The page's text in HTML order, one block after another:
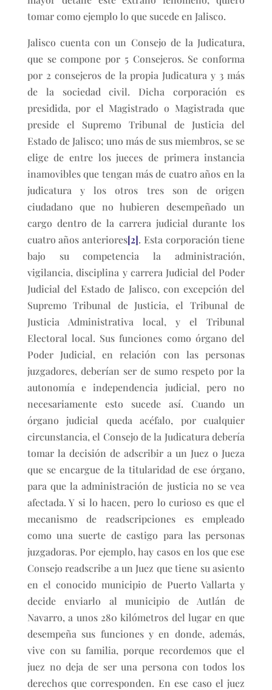
tomar como ejemplo lo que sucede en Jalisco.
Jalisco cuenta con un Consejo de la Judicatura,
que se compone por 5 Consejeros. Se conforma
por 2 consejeros de la propia Judicatura y 3 más
de la sociedad civil. Dicha corporación es
presidida, por el Magistrado o Magistrada que
preside el Supremo Tribunal de Justicia del
Estado de Jalisco; uno más de sus miembros, se se
elige de entre los jueces de primera instancia
inamovibles que tengan más de cuatro años en la
judicatura y los otros tres son de origen
ciudadano que no hubieren desempeñado un
cargo dentro de la carrera judicial durante los
cuatro años anteriores[2]. Esta corporación tiene
bajo su competencia la administración,
vigilancia, disciplina y carrera Judicial del Poder
Judicial del Estado de Jalisco, con excepción del
Supremo Tribunal de Justicia, el Tribunal de
Justicia Administrativa local, y el Tribunal
Electoral local. Sus funciones como órgano del
Poder Judicial, en relación con las personas
juzgadores, deberían ser de sumo respeto por la
autonomía e independencia judicial, pero no
necesariamente esto sucede así. Cuando un
órgano judicial queda acéfalo, por cualquier
circunstancia, el Consejo de la Judicatura debería
tomar la decisión de adscribir a un Juez o Jueza
que se encargue de la titularidad de ese órgano,
para que la administración de justicia no se vea
afectada. Y si lo hacen, pero lo curioso es que el
mecanismo de readscripciones es empleado
como una suerte de castigo para las personas
juzgadoras. Por ejemplo, hay casos en los que ese
Consejo readscribe a un Juez que tiene su asiento
en el conocido municipio de Puerto Vallarta y
decide enviarlo al municipio de Autlán de
Navarro, a unos 280 kilómetros del lugar en que
desempeña sus funciones y en donde, además,
vive con su familia, porque recordemos que el
juez no deja de ser una persona con todos los
derechos que corresponden. En ese caso el juez